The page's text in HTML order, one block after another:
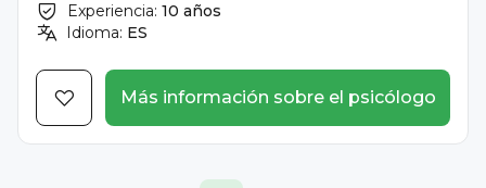
Experiencia: 10 años
Idioma: ES
Más información sobre el psicólogo